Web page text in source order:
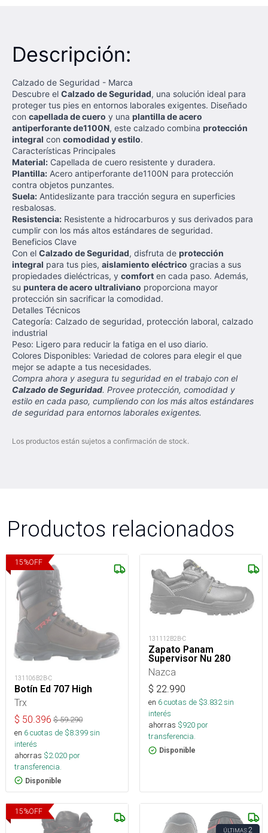
Descripción:
Calzado de Seguridad - Marca
Descubre el Calzado de Seguridad, una solución ideal para
proteger tus pies en entornos laborales exigentes. Diseñado
con capellada de cuero y una plantilla de acero
antiperforante de1100N, este calzado combina protección
integral con comodidad y estilo.
Características Principales
Material: Capellada de cuero resistente y duradera.
Plantilla: Acero antiperforante de1100N para protección
contra objetos punzantes.
Suela: Antideslizante para tracción segura en superficies
resbalosas.
Resistencia: Resistente a hidrocarburos y sus derivados para
cumplir con los más altos estándares de seguridad.
Beneficios Clave
Con el Calzado de Seguridad, disfruta de protección
integral para tus pies, aislamiento eléctrico gracias a sus
propiedades dieléctricas, y comfort en cada paso. Además,
su puntera de acero ultraliviano proporciona mayor
protección sin sacrificar la comodidad.
Detalles Técnicos
Categoría: Calzado de seguridad, protección laboral, calzado
industrial
Peso: Ligero para reducir la fatiga en el uso diario.
Colores Disponibles: Variedad de colores para elegir el que
mejor se adapte a tus necesidades.
Compra ahora y asegura tu seguridad en el trabajo con el
Calzado de Seguridad. Provee protección, comodidad y
estilo en cada paso, cumpliendo con los más altos estándares
de seguridad para entornos laborales exigentes.
Los productos están sujetos a confirmación de stock.
Productos relacionados
15%OFF
131106B2B-C
Botín Ed 707 High
Trx
$ 50.396 $59.290
en 6cuotas de $8.399sin
interés
ahorras $2.020 por
transferencia.
Disponible
131112B2B-C
Zapato Panam
Supervisor Nu 280
Nazca
$ 22.990
en 6cuotas de $3.832sin
interés
ahorras $920 por
transferencia.
Disponible
15%OFF
ÚLTIMAS2